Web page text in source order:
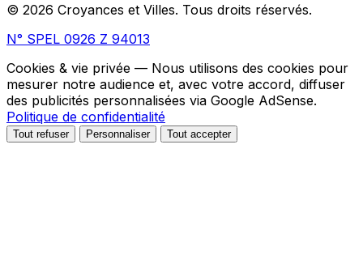
© 2026 Croyances et Villes. Tous droits réservés.
N° SPEL 0926 Z 94013
Cookies & vie privée — Nous utilisons des cookies pour
mesurer notre audience et, avec votre accord, diffuser
des publicités personnalisées via Google AdSense.
Politique de confidentialité
Tout refuser Personnaliser Tout accepter